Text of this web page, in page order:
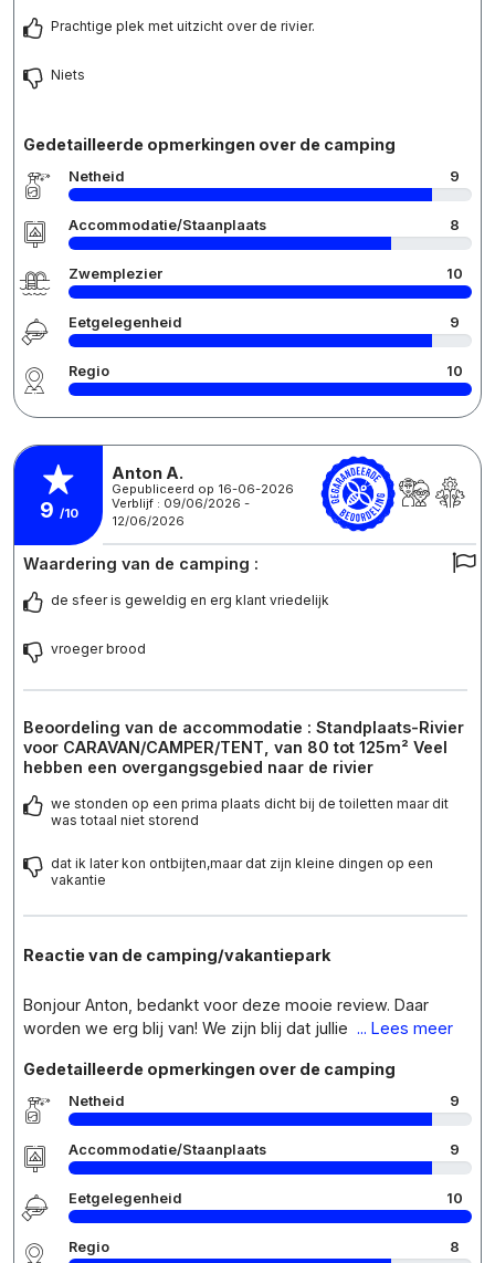
Prachtige plek met uitzicht over de rivier.
Niets
Gedetailleerde opmerkingen over de camping
Netheid 9
Accommodatie/Staanplaats 8
Zwemplezier 10
Eetgelegenheid 9
Regio 10
9 /10
Anton A.
Gepubliceerd op 16-06-2026
Verblijf : 09/06/2026 -
12/06/2026
Waardering van de camping :
de sfeer is geweldig en erg klant vriedelijk
vroeger brood
Beoordeling van de accommodatie : Standplaats-Rivier
voor CARAVAN/CAMPER/TENT, van 80 tot 125m² Veel
hebben een overgangsgebied naar de rivier
we stonden op een prima plaats dicht bij de toiletten maar dit
was totaal niet storend
dat ik later kon ontbijten,maar dat zijn kleine dingen op een
vakantie
Reactie van de camping/vakantiepark
Bonjour Anton, bedankt voor deze mooie review. Daar
worden we erg blij van! We zijn blij dat jullie ... Lees meer
Gedetailleerde opmerkingen over de camping
Netheid 9
Accommodatie/Staanplaats 9
Eetgelegenheid 10
Regio 8